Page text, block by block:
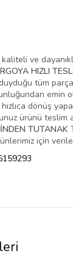
kaliteli ve
HIZLI
duyduğu tüm
emin
dönüş
ürünü teslim
TUTANAK
için